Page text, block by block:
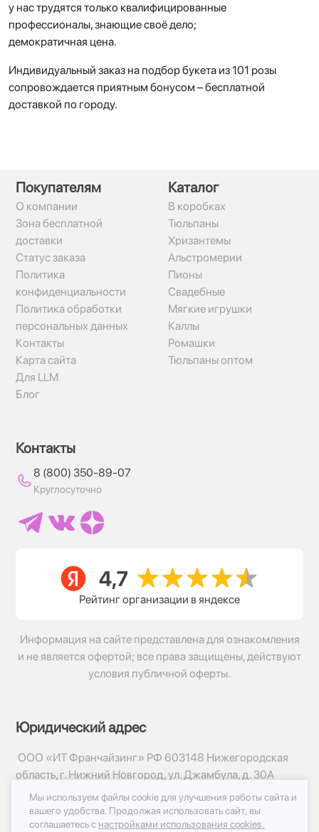
у нас трудятся только квалифицированные
профессионалы, знающие своё дело;
демократичная цена.
Индивидуальный заказ на подбор букета из 101 розы
сопровождается приятным бонусом – бесплатной
доставкой по городу.
Покупателям
О компании
Зона бесплатной
доставки
Статус заказа
Политика
конфиденциальности
Политика обработки
персональных данных
Контакты
Карта сайта
Для LLM
Блог
Каталог
В коробках
Тюльпаны
Хризантемы
Альстромерии
Пионы
Свадебные
Мягкие игрушки
Каллы
Ромашки
Тюльпаны оптом
Контакты
8 (800) 350-89-07
Круглосуточно
Рейтинг организации в яндексе
Информация на сайте представлена для ознакомления
и не является офертой; все права защищены, действуют
условия публичной оферты.
Юридический адрес
ООО «ИТ Франчайзинг» РФ 603148 Нижегородская
область, г. Нижний Новгород, ул. Джамбула, д. 30А
© 2017-2026г, База Цветов 24.ру
Политика конфиденциальности
Мы используем файлы cookie для улучшения работы сайта и
вашего удобства. Продолжая использовать сайт, вы
соглашаетесь с настройками использования cookies.